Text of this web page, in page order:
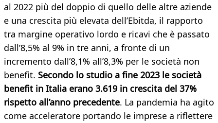
al 2022 più del doppio di quello delle altre aziende
e una crescita più elevata dell’Ebitda, il rapporto
tra margine operativo lordo e ricavi che è passato
dall’8,5% al 9% in tre anni, a fronte di un
incremento dall’8,1% all’8,3% per le società non
benefit. Secondo lo studio a fine 2023 le società
benefit in Italia erano 3.619 in crescita del 37%
rispetto all’anno precedente. La pandemia ha agito
come acceleratore portando le imprese a riflettere